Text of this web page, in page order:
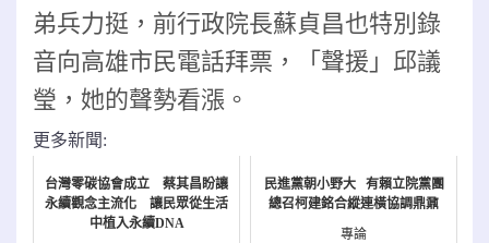
弟兵力挺，前行政院長蘇貞昌也特別錄
音向高雄市民電話拜票，「聲援」邱議
瑩，她的聲勢看漲。
更多新聞:
台灣零碳協會成立 蔡其昌盼讓
永續觀念主流化 讓民眾從生活
中植入永續DNA
民進黨朝小野大 有賴立院黨團
總召柯建銘合縱連橫協調鼎鼐
專論